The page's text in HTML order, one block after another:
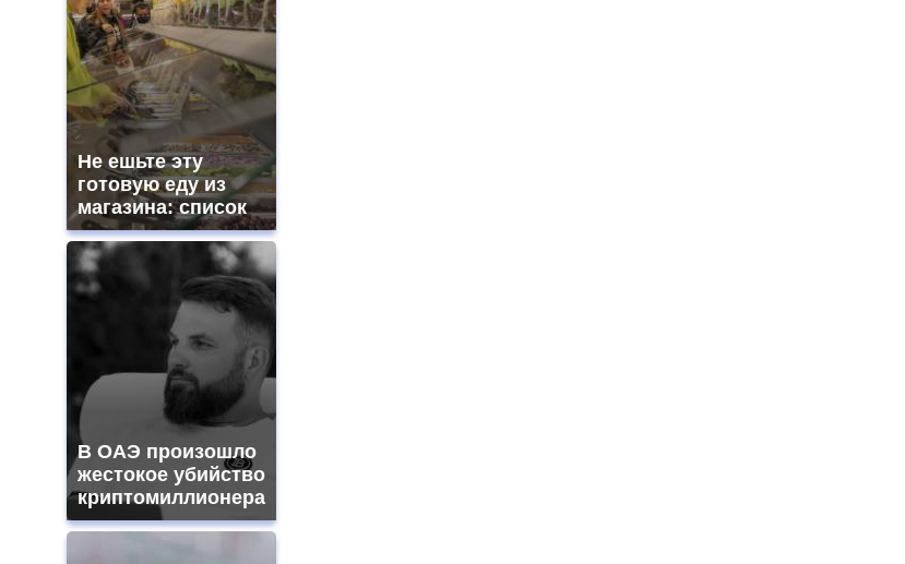
Не ешьте эту
готовую еду из
магазина: список
В ОАЭ произошло
жестокое убийство
криптомиллионера